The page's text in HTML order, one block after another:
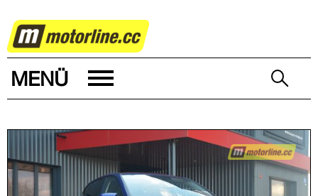
AUTOWELT
MENÜ